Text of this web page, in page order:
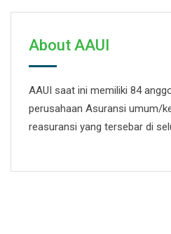
About AAUI
AAUI saat ini memiliki 84
perusahaan Asuransi umum/
reasuransi yang tersebar di